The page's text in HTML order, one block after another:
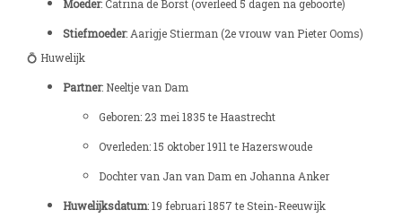
Moeder: Catrina de Borst (overleed 5 dagen na geboorte)
Stiefmoeder: Aarigje Stierman (2e vrouw van Pieter Ooms)
💍 Huwelijk
Partner: Neeltje van Dam
Geboren: 23 mei 1835 te Haastrecht
Overleden: 15 oktober 1911 te Hazerswoude
Dochter van Jan van Dam en Johanna Anker
Huwelijksdatum: 19 februari 1857 te Stein-Reeuwijk